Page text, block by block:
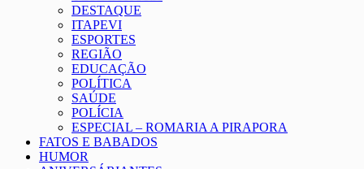
DESTAQUE
ITAPEVI
ESPORTES
REGIÃO
EDUCAÇÃO
POLÍTICA
SAÚDE
POLÍCIA
ESPECIAL – ROMARIA A PIRAPORA
FATOS E BABADOS
HUMOR